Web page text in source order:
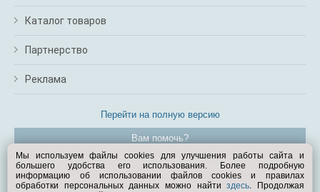
Каталог товаров
Партнерство
Реклама
Перейти на полную версию
Вам помочь?
© Exist.ru 1998—2026
Мы используем файлы cookies для улучшения работы сайта и
большего удобства его использования. Более подробную
информацию об использовании файлов cookies и правилах
обработки персональных данных можно найтиздесь. Продолжая